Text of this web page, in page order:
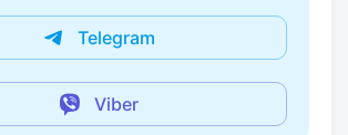
Telegram
Viber